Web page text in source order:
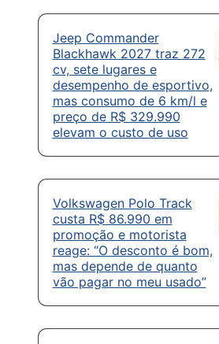
Jeep Commander
Blackhawk 2027 traz 272
cv, sete lugares e
desempenho de esportivo,
mas consumo de 6 km/l e
preço de R$ 329.990
elevam o custo de uso
Volkswagen Polo Track
custa R$ 86.990 em
promoção e motorista
reage: “O desconto é bom,
mas depende de quanto
vão pagar no meu usado”